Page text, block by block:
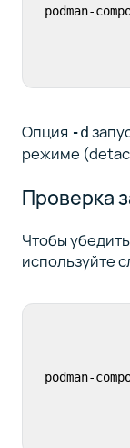
podman-
Опция -d
режиме
Проверка
Чтобы
используйте
podman-